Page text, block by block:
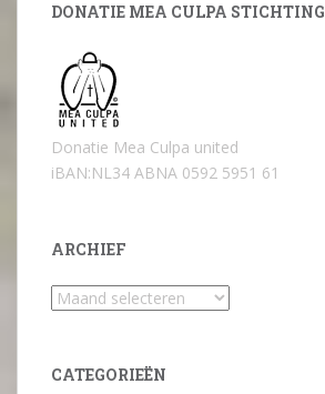
DONATIE MEA CULPA STICHTING
Donatie Mea Culpa united
iBAN:NL34 ABNA 0592 5951 61
ARCHIEF
Archief
CATEGORIEËN